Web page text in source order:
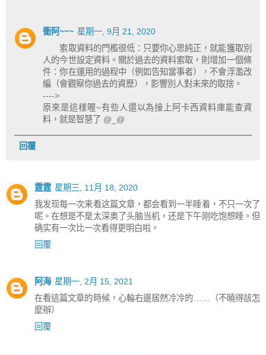
衝阿~~~ 星期一, 9月 21, 2020
索取資料的門檻很低：只要你心思純正，就能獲取別
人的今世設定資料。關於過去的資料索取，則增加一個條
件：你在運用的過程中（例如告知當事者），不會浮濫改
編（會觀察你過去的資歷），影響別人對未來的取捨。
---->
原來是這樣喔~有些人還以為接上阿卡西資料庫能查資
料，就是智慧了 @_@
回覆
霆霆 星期三, 11月 18, 2020
我发现每一次来看这篇文章，都会看到一半睡着，不只一次了
呢。在想是不是太深奥了头脑当机，还是下午刚吃饱想睡。但
确实有一次比一次看得更明白啦。
回覆
阿海 星期一, 2月 15, 2021
在看這篇文章的時候，心輪右邊居然冷冷的……（不曉得該怎
麼辦）
回覆